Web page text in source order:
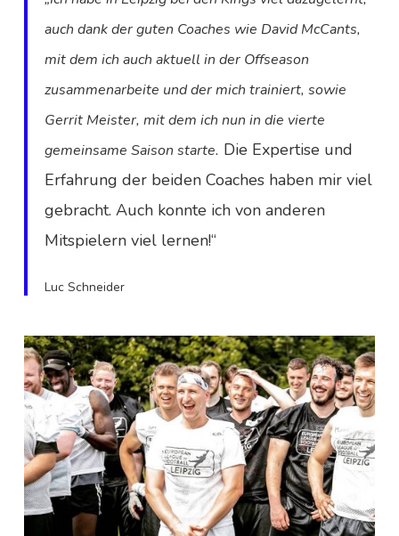
auch dank der guten Coaches wie David McCants,
mit dem ich auch aktuell in der Offseason
zusammenarbeite und der mich trainiert, sowie
Gerrit Meister, mit dem ich nun in die vierte
gemeinsame Saison starte. Die Expertise und
Erfahrung der beiden Coaches haben mir viel
gebracht. Auch konnte ich von anderen
Mitspielern viel lernen!“
Luc Schneider